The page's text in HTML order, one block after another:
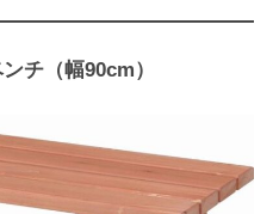
チ（幅90cm）